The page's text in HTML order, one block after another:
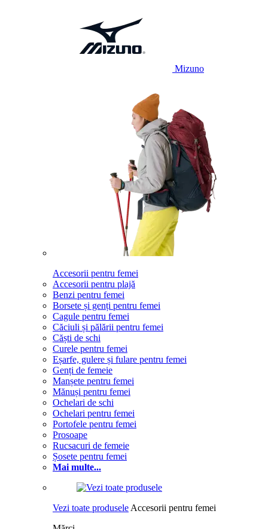
Mizuno
Accesorii pentru femei
Accesorii pentru plajă
Benzi pentru femei
Borsete și genți pentru femei
Cagule pentru femei
Căciuli și pălării pentru femei
Căști de schi
Curele pentru femei
Eșarfe, gulere și fulare pentru femei
Genți de femeie
Manșete pentru femei
Mănuși pentru femei
Ochelari de schi
Ochelari pentru femei
Portofele pentru femei
Prosoape
Rucsacuri de femeie
Șosete pentru femei
Mai multe...
Vezi toate produsele Accesorii pentru femei